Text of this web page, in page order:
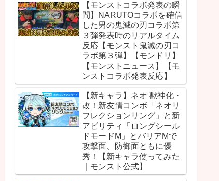
【モンストコラボ発表の瞬
間】NARUTOコラボを確信
した男の鬼滅の刃コラボ第
３弾発表時のリアルタイム
反応【モンスト鬼滅の刃コ
ラボ第３弾】【モンドリ】
【モンストニュース】【モ
ンストコラボ発表反応】
【新キャラ】ネオ 獣神化・
改！新友情コンボ「ネオリ
フレクションリング」と新
アビリティ「ロングシール
ドモードM」とバリアMで
攻撃面、防御面ともに優
秀！【新キャラ使ってみた
｜モンスト公式】